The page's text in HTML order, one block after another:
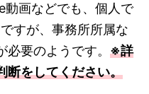
画などでも、個人で
すが、事務所所属な
要のようです。 ※詳
断をしてください。